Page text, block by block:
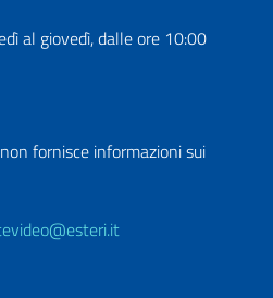
al giovedì, dalle ore 10:00
fornisce informazioni sui